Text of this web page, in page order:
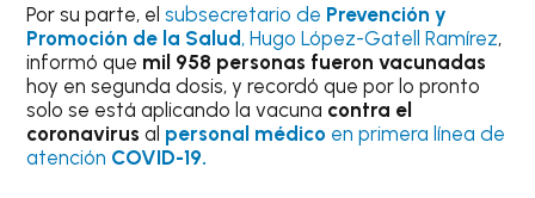
Por su parte, elsubsecretario de Prevención y
Promoción de la Salud, Hugo López-Gatell Ramírez,
informó que mil 958 personas fueron vacunadas
hoy en segunda dosis, y recordó que por lo pronto
solo se está aplicando la vacuna contra el
coronavirusal personal médico en primera línea de
atención COVID-19.